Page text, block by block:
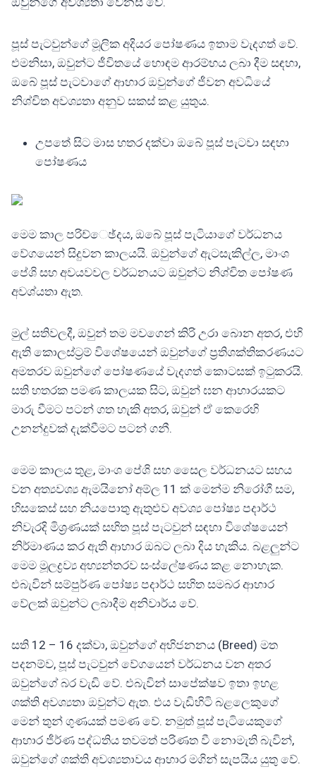
පූස් පැටවුන්ගේ මූලික අදියර පෝෂණය ඉතාම වැදගත් වේ.
එමනිසා, ඔවුන්ට ජීවිතයේ හොඳම ආරම්භය ලබා දීම සඳහා,
ඔබේ පූස් පැටවාගේ ආහාර ඔවුන්ගේ ජීවන අවධියේ
නිශ්චිත අවශ්‍යතා අනුව සකස් කළ යුතුය.
උපතේ සිට මාස හතර දක්වා ඔබේ පූස් පැටවා සඳහා
පෝෂණය
මෙම කාල පරිච්ෙඡ්දය, ඔබේ පූස් පැටියාගේ වර්ධනය
වේගයෙන් සිදුවන කාලයයි. ඔවුන්ගේ ඇටසැකිල්ල, මාංශ
පේශි සහ අවයවවල වර්ධනයට ඔවුන්ට නිශ්චිත පෝෂණ
අවශ්යතා ඇත.
මුල් සතිවලදී, ඔවුන් තම මවගෙන් කිරි උරා බොන අතර, එහි
ඇති කොලස්ට්‍රම් විශේෂයෙන් ඔවුන්ගේ ප්‍රතිශක්තිකරණයට
අමතරව ඔවුන්ගේ පෝෂණයේ වැදගත් කොටසක් ඉටුකරයි.
සති හතරක පමණ කාලයක සිට, ඔවුන් ඝන ආහාරයකට
මාරු වීමට පටන් ගත හැකි අතර, ඔවුන් ඒ කෙරෙහි
උනන්දුවක් දැක්වීමට පටන් ගනී.
මෙම කාලය තුළ, මාංශ පේශි සහ සෛල වර්ධනයට සහය
වන අත්‍යවශ්‍ය ඇමයිනෝ අම්ල 11 ක් මෙන්ම නිරෝගී සම,
හිසකෙස් සහ නියපොතු ඇතුළුව අවශ්‍ය පෝෂ්‍ය පදාර්ථ
නිවැරදි මිශ්‍රණයක් සහිත පූස් පැටවුන් සඳහා විශේෂයෙන්
නිර්මාණය කර ඇති ආහාර ඔබට ලබා දිය හැකිය. බළලුන්ට
මෙම මූලද්‍රව්‍ය අභ්‍යන්තරව සංස්ලේෂණය කළ නොහැක.
එබැවින් සම්පුර්ණ පෝෂ්‍ය පදාර්ථ සහිත සමබර ආහාර
වේලක් ඔවුන්ට ලබාදීම අනිවාර්ය වේ.
සති 12 – 16 දක්වා, ඔවුන්ගේ අභිජනනය (Breed) මත
පදනම්ව, පූස් පැටවුන් වේගයෙන් වර්ධනය වන අතර
ඔවුන්ගේ බර වැඩි වේ. එබැවින් සාපේක්ෂව ඉතා ඉහළ
ශක්ති අවශ්‍යතා ඔවුන්ට ඇත. එය වැඩිහිටි බළලෙකුගේ
මෙන් තුන් ගුණයක් පමණ වේ. නමුත් පූස් පැටියෙකුගේ
ආහාර ජීර්ණ පද්ධතිය තවමත් පරිණත වී නොමැති බැවින්,
ඔවුන්ගේ ශක්ති අවශ්‍යතාවය ආහාර මගින් සැපයිය යුතු වේ.